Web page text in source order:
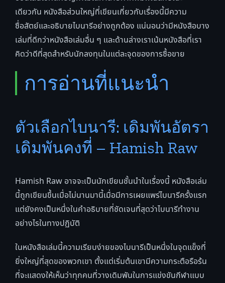
เดียวกัน หนังสือส่วนใหญ่ที่เขียนเกี่ยวกับเรื่องนี้มีความ
ซื่อสัตย์และอธิบายไบนารีอย่างถูกต้อง แน่นอนว่ามีหนังสือบาง
เล่มที่ดีกว่าหนังสือเล่มอื่น ๆ และด้านล่างเราเน้นหนังสือที่เรา
คิดว่าดีที่สุดสำหรับนักลงทุนในแต่ละจุดของการซื้อขาย
การอ่านที่แนะนำ
ตัวเลือกไบนารี: เดิมพันอัตรา
เดิมพันคงที่ – Hamish Raw
Hamish Raw อาจจะเป็นนักเขียนชั้นนำในเรื่องนี้ หนังสือเล่ม
นี้ถูกเขียนขึ้นเมื่อไม่นานมานี้เมื่อมีการเผยแพร่ไบนารีครั้งแรก
แต่ยังคงเป็นหนึ่งในคำอธิบายที่ชัดเจนที่สุดว่าไบนารีทำงาน
อย่างไรในทางปฏิบัติ
ในหนังสือเล่มนี้ความเรียบง่ายของไบนารีเป็นหนึ่งในจุดแข็งที่
ยิ่งใหญ่ที่สุดของพวกเขา ตั้งแต่เริ่มต้นเขามีความกระตือรือร้น
ที่จะแสดงให้เห็นว่าทุกคนที่วางเดิมพันในการแข่งขันกีฬาแบบ